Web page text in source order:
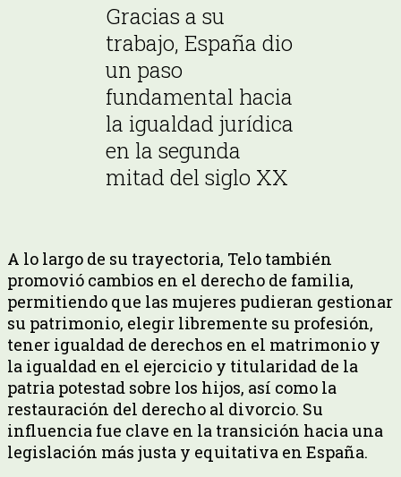
Gracias a su
trabajo, España dio
un paso
fundamental hacia
la igualdad jurídica
en la segunda
mitad del siglo XX
A lo largo de su trayectoria, Telo también
promovió cambios en el derecho de familia,
permitiendo que las mujeres pudieran gestionar
su patrimonio, elegir libremente su profesión,
tener igualdad de derechos en el matrimonio y
la igualdad en el ejercicio y titularidad de la
patria potestad sobre los hijos, así como la
restauración del derecho al divorcio. Su
influencia fue clave en la transición hacia una
legislación más justa y equitativa en España.